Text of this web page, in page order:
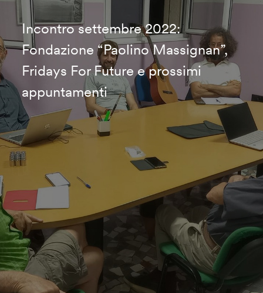
Incontro settembre 2022:
Fondazione “Paolino Massignan”,
Fridays For Future e prossimi
appuntamenti